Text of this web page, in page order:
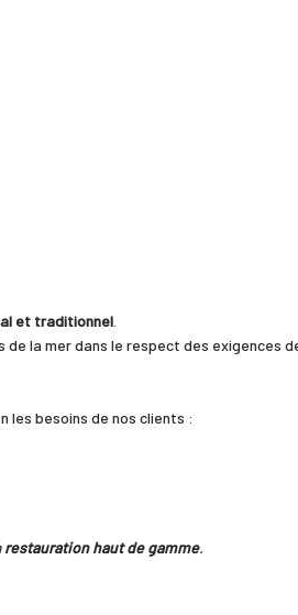
et traditionnel
la mer dans le respect des exigences
les besoins de nos clients :
restauration haut de gamme.